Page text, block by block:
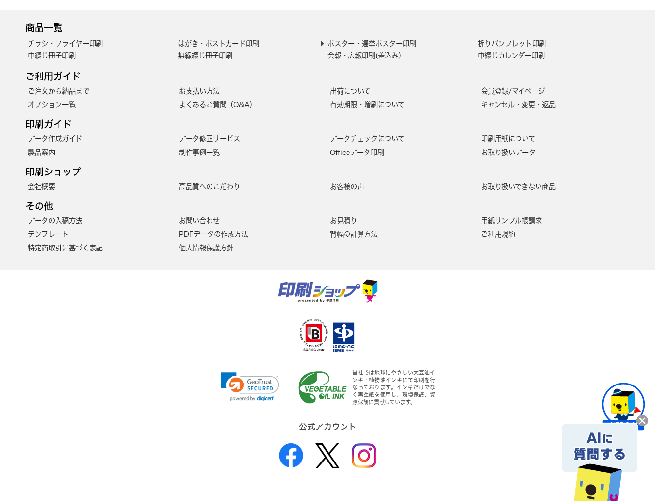
44,300円 40,200円
1100 48,700円 44,300円
53,200円 48,300円
57,200円 52,000円
63,000円
65,600円
2300 70,100円
74,100円
商品一覧
チラシ・フライヤー印刷 はがき・ポストカード印刷 ポスター・選挙ポスター印刷
折りパンフレット印刷
中綴じ冊子印刷
無線綴じ冊子印刷 会報・広報印刷(差込み） 中綴じカレンダー印刷
ご利用ガイド
ご注文から納品まで お支払い方法 出荷について
会員登録/マイページ
オプション一覧
よくあるご質問（Q&A） 有効期限・増刷について キャンセル・変更・返品
印刷ガイド
データ作成ガイド データ修正サービス データチェックについて
印刷用紙について
製品案内
制作事例一覧 Officeデータ印刷 お取り扱いデータ
印刷ショップ
会社概要 高品質へのこだわり お客様の声 お取り扱いできない商品
その他
データの入稿方法 お問い合わせ お見積り
用紙サンプル帳請求
テンプレート
PDFデータの作成方法 背幅の計算方法
ご利用規約
特定商取引に基づく表記
個人情報保護方針
当社では地球にやさしい大豆油イ
ンキ・植物油インキにて印刷を行
なっております。インキだけでな
く再生紙を使用し、環境保護、資
源保護に貢献しています。
公式アカウント